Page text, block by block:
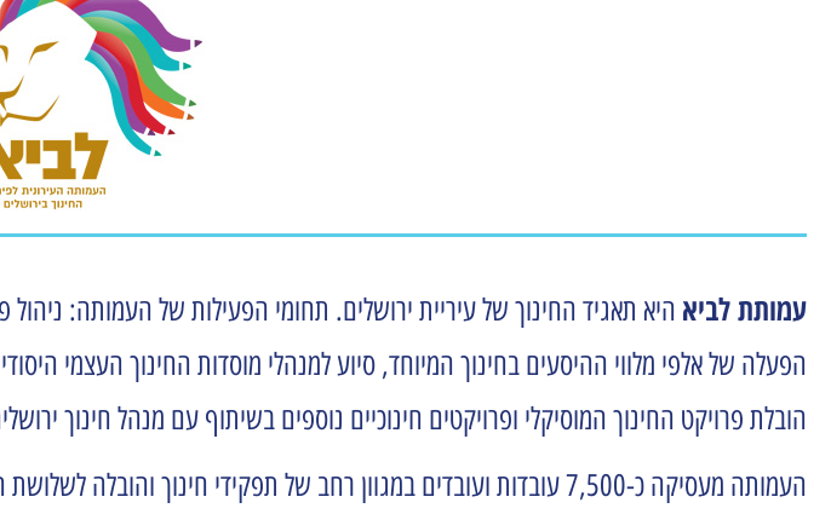
עמותת לביא היא תאגיד החינוך של עיריית ירושלים. תחומי הפעילות של העמותה: ניהול
הפעלה של אלפי מלווי ההיסעים בחינוך המיוחד, סיוע למנהלי מוסדות החינוך העצמי
הובלת פרויקט החינוך המוסיקלי ופרויקטים חינוכיים נוספים בשיתוף עם מנהל חינוך
העמותה מעסיקה כ-7,500 עובדות ועובדים במגוון רחב של תפקידי חינוך